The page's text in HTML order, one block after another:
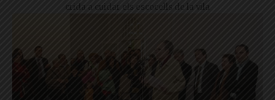
crida a cuidar els escocells de la vila